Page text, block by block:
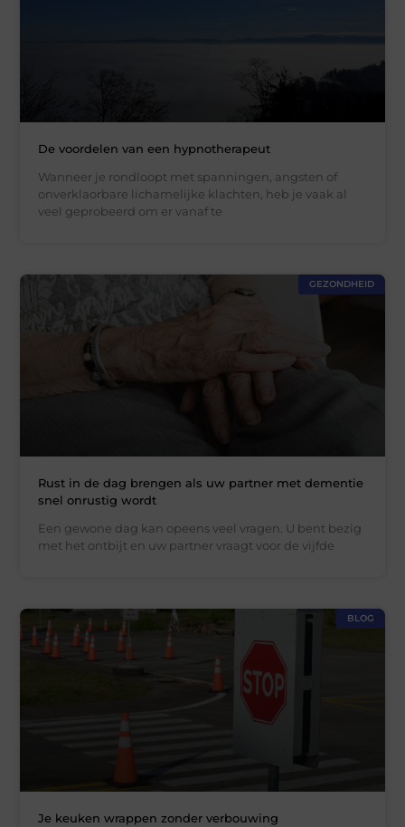
De voordelen van een hypnotherapeut
Wanneer je rondloopt met spanningen, angsten of
onverklaorbare lichamelijke klachten, heb je vaak al
veel geprobeerd om er vanaf te
GEZONDHEID
Rust in de dag brengen als uw partner met dementie
snel onrustig wordt
Een gewone dag kan opeens veel vragen. U bent bezig
met het ontbijt en uw partner vraagt voor de vijfde
BLOG
Je keuken wrappen zonder verbouwing